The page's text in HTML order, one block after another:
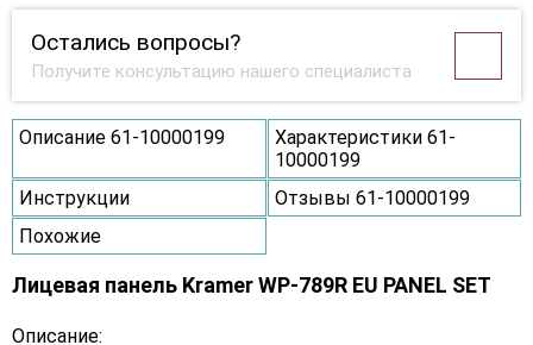
Остались вопросы?
Получите консультацию нашего специалиста
Описание 61-10000199
Характеристики 61-
10000199
Инструкции
Отзывы 61-10000199
Похожие
Лицевая панель Kramer WP-789R EU PANEL SET
Описание: